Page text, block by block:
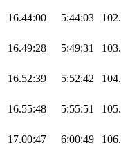
16.44:00 5:44:03 102.
16.49:28 5:49:31 103.
16.52:39 5:52:42 104.
16.55:48 5:55:51 105.
17.00:47 6:00:49 106.